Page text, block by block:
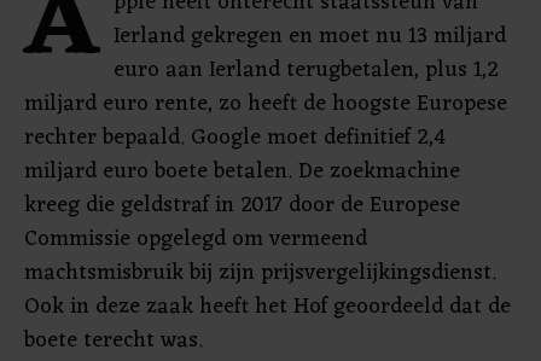
Ierland gekregen en moet nu 13 miljard
euro aan Ierland terugbetalen, plus 1,2
miljard euro rente, zo heeft de hoogste Europese
rechter bepaald. Google moet definitief 2,4
miljard euro boete betalen. De zoekmachine
kreeg die geldstraf in 2017 door de Europese
Commissie opgelegd om vermeend
machtsmisbruik bij zijn prijsvergelijkingsdienst.
Ook in deze zaak heeft het Hof geoordeeld dat de
boete terecht was.